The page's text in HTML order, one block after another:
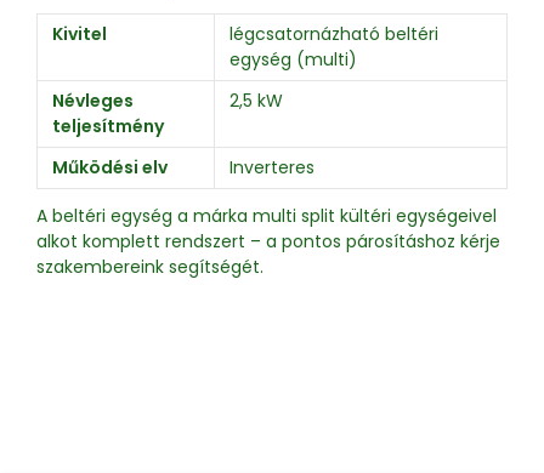
Kivitel
légcsatornázható beltéri
egység (multi)
Névleges
teljesítmény
2,5 kW
Működési elv
Inverteres
A beltéri egység a márka multi split kültéri egységeivel
alkot komplett rendszert – a pontos párosításhoz kérje
szakembereink segítségét.